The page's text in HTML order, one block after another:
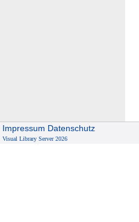
Impressum Datenschutz
Visual Library Server 2026